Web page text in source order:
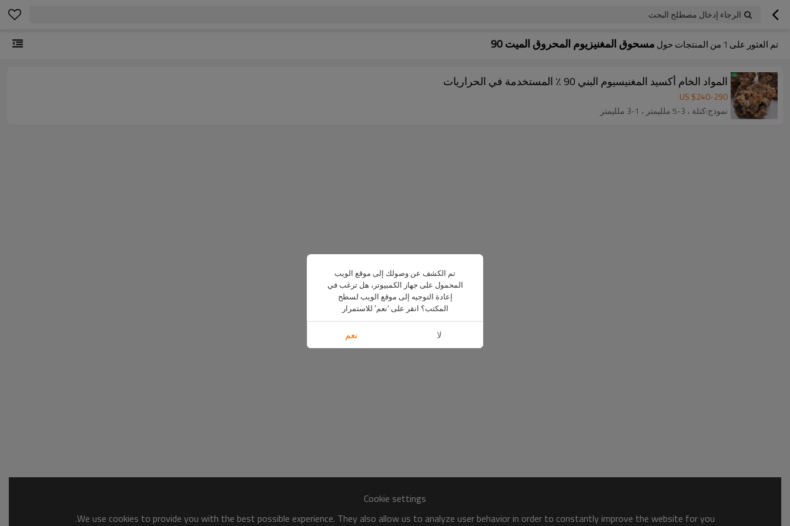
الرجاء إدخال مصطلح البحث
تم العثور على 1 من المنتجات حول مسحوق المغنيزيوم المحروق الميت 90
المواد الخام أكسيد المغنيسيوم البني 90 ٪ المستخدمة في الحراريات
US $240-290
نموذج:كتلة ، 3-5 ملليمتر ، 1-3 ملليمتر
Cookie settings
We use cookies to provide you with the best possible experience. They also allow us to analyze user behavior in order to constantly improve the website for you.
تم الكشف عن وصولك إلى موقع الويب
المحمول على جهاز الكمبيوتر، هل ترغب في
إعادة التوجيه إلى موقع الويب لسطح
المكتب؟ انقر على 'نعم' للاستمرار
لا نعم